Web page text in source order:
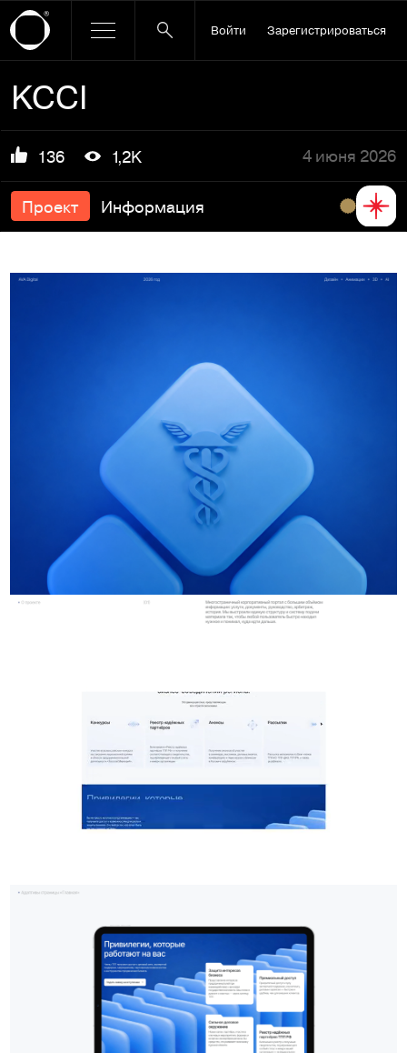
Войти Зарегистрироваться
KCCI
136 1,2K 4 июня 2026
Проект Информация